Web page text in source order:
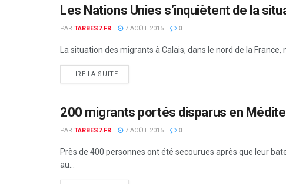
FRANCE
Les Nations Unies s’inquiètent de la
PAR TARBES7.FR 7 AOÛT 2015 0
La situation des migrants à Calais, dans le nord de la
LIRE LA SUITEDETAILS
MONDE
200 migrants portés disparus en
PAR TARBES7.FR 7 AOÛT 2015 0
Près de 400 personnes ont été secourues après que leur
au...